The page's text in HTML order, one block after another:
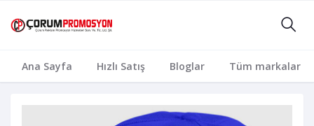
Ana Sayfa Hızlı Satış Bloglar Tüm markalar